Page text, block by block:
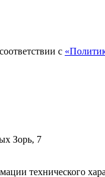
с
Зорь, 7
технического